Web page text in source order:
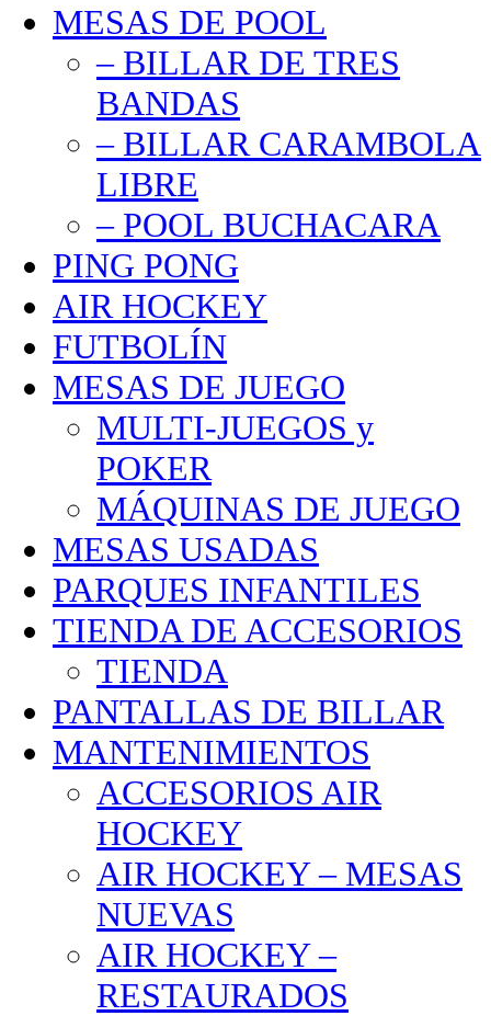
MESAS DE POOL
– BILLAR DE TRES
BANDAS
– BILLAR CARAMBOLA
LIBRE
– POOL BUCHACARA
PING PONG
AIR HOCKEY
FUTBOLÍN
MESAS DE JUEGO
MULTI-JUEGOS y
POKER
MÁQUINAS DE JUEGO
MESAS USADAS
PARQUES INFANTILES
TIENDA DE ACCESORIOS
TIENDA
PANTALLAS DE BILLAR
MANTENIMIENTOS
ACCESORIOS AIR
HOCKEY
AIR HOCKEY – MESAS
NUEVAS
AIR HOCKEY –
RESTAURADOS